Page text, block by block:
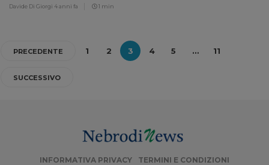
Davide Di Giorgi 4 anni fa 1 min
PRECEDENTE 1 2 3 4 5 … 11
SUCCESSIVO
INFORMATIVA PRIVACY TERMINI E CONDIZIONI